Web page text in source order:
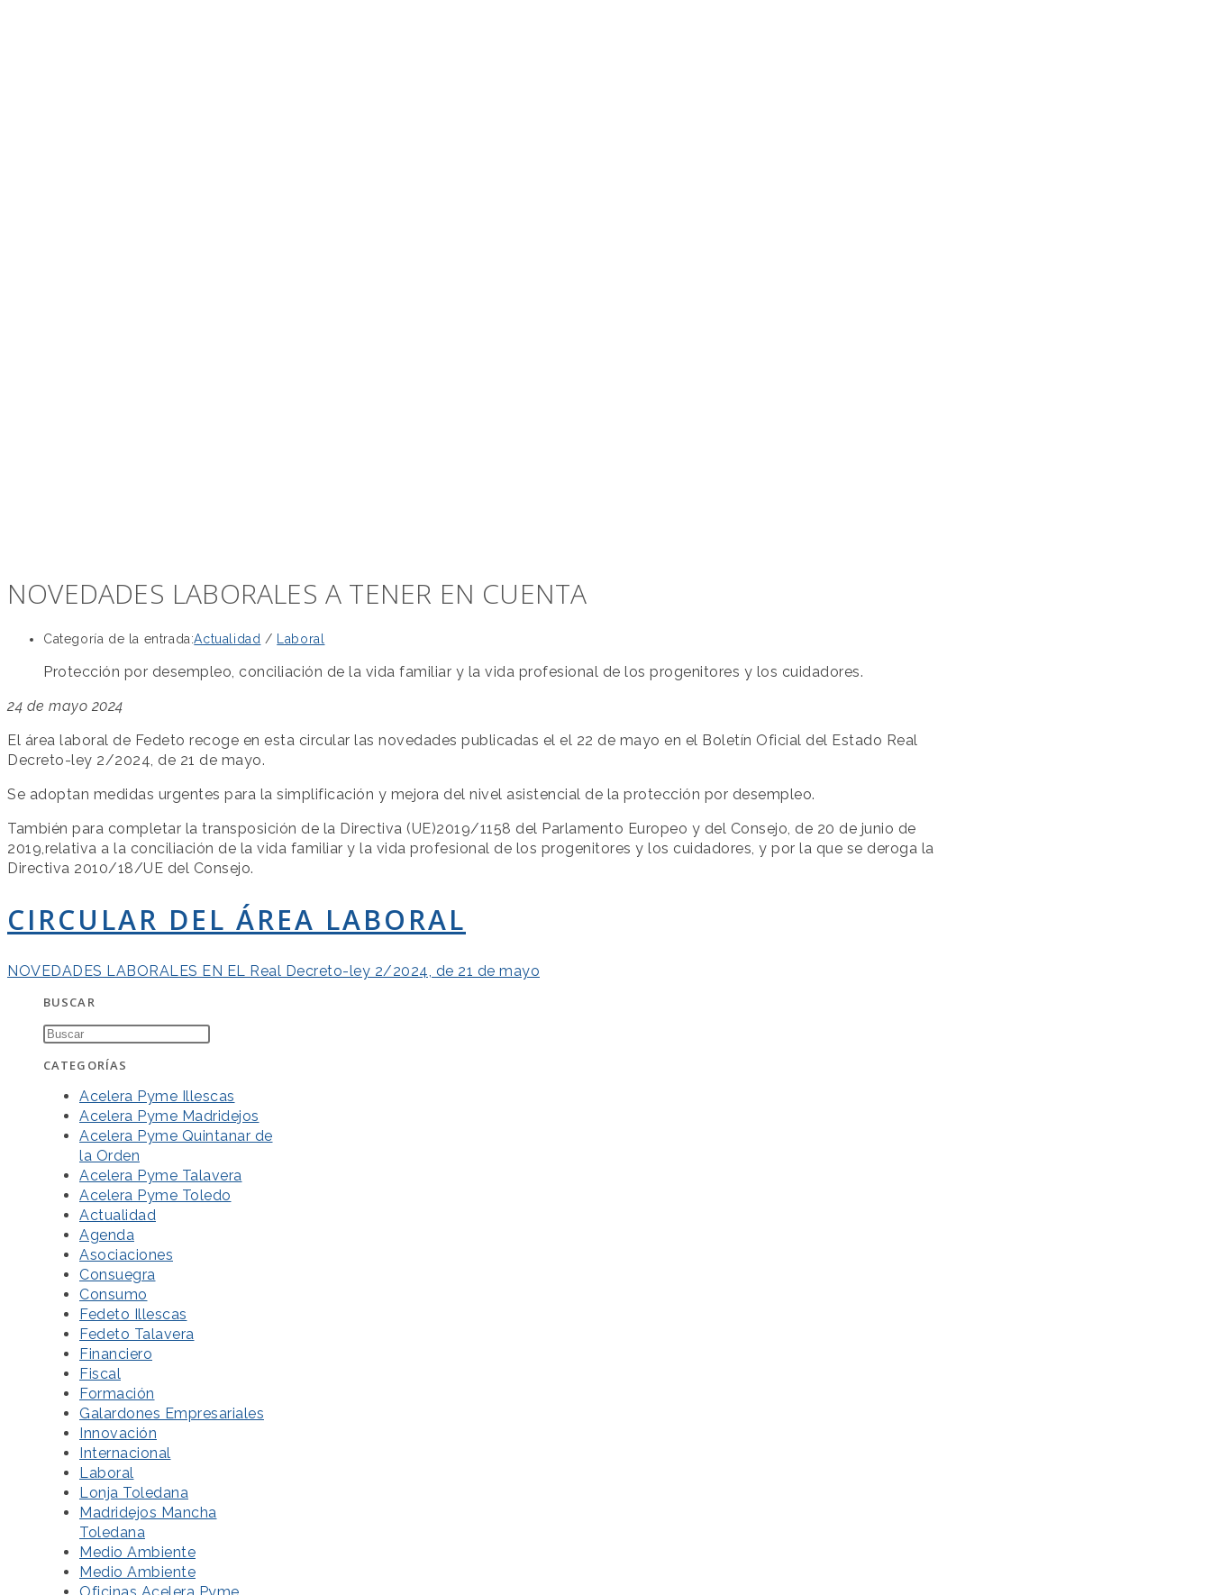
NOVEDADES LABORALES A TENER EN CUENTA
Categoría de la entrada:Actualidad / Laboral
Protección por desempleo, conciliación de la vida familiar y la vida profesional de los progenitores y los cuidadores.
24 de mayo 2024
El área laboral de Fedeto recoge en esta circular las novedades publicadas el el 22 de mayo en el Boletín Oficial del Estado Real
Decreto-ley 2/2024, de 21 de mayo.
Se adoptan medidas urgentes para la simplificación y mejora del nivel asistencial de la protección por desempleo.
También para completar la transposición de la Directiva (UE)2019/1158 del Parlamento Europeo y del Consejo, de 20 de junio de
2019,relativa a la conciliación de la vida familiar y la vida profesional de los progenitores y los cuidadores, y por la que se deroga la
Directiva 2010/18/UE del Consejo.
CIRCULAR DEL ÁREA LABORAL
NOVEDADES LABORALES EN EL Real Decreto-ley 2/2024, de 21 de mayo
BUSCAR
CATEGORÍAS
Acelera Pyme Illescas
Acelera Pyme Madridejos
Acelera Pyme Quintanar de
la Orden
Acelera Pyme Talavera
Acelera Pyme Toledo
Actualidad
Agenda
Asociaciones
Consuegra
Consumo
Fedeto Illescas
Fedeto Talavera
Financiero
Fiscal
Formación
Galardones Empresariales
Innovación
Internacional
Laboral
Lonja Toledana
Madridejos Mancha
Toledana
Medio Ambiente
Medio Ambiente